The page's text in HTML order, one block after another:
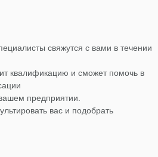
свяжутся с вами в течении
квалификацию и сможет помочь в
предприятии.
вас и подобрать